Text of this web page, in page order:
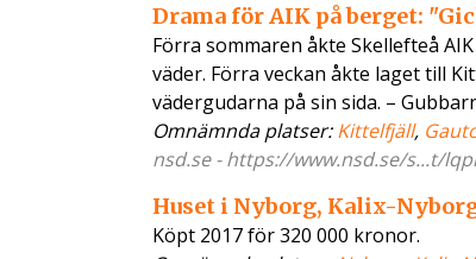
Drama för AIK på berget:
Förra sommaren åkte Skellefteå
väder. Förra veckan åkte laget till
vädergudarna på sin sida. –
Omnämnda platser:Kittelfjäll,
nsd.se - https://www.nsd.se/s...t/
Huset i Nyborg, Kalix-
Köpt 2017 för 320 000 kronor.